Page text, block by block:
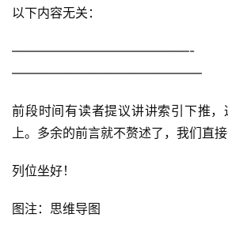
以下内容无关：
———————————————
前段时间有读者提议讲讲索引下推
上。多余的前言就不赘述了，我们直接
列位坐好！
图注：思维导图